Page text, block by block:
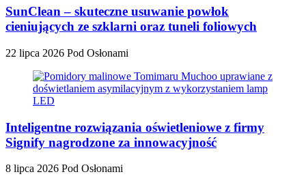
SunClean – skuteczne usuwanie powłok
cieniujących ze szklarni oraz tuneli foliowych
22 lipca 2026 Pod Osłonami
Inteligentne rozwiązania oświetleniowe z firmy
Signify nagrodzone za innowacyjność
8 lipca 2026 Pod Osłonami